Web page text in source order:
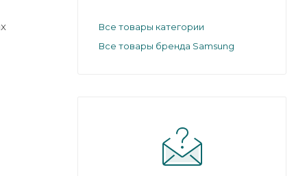
Все товары категории
Все товары бренда Samsung